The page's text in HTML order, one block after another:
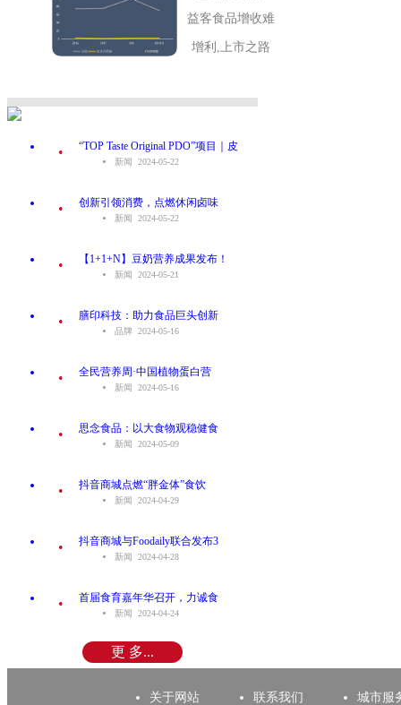
益客食品增收难
增利,上市之路
. “TOP Taste Original PDO”项目｜皮
新闻 2024-05-22
. 创新引领消费，点燃休闲卤味
新闻 2024-05-22
. 【1+1+N】豆奶营养成果发布！
新闻 2024-05-21
. 膳印科技：助力食品巨头创新
品牌 2024-05-16
. 全民营养周·中国植物蛋白营
新闻 2024-05-16
. 思念食品：以大食物观稳健食
新闻 2024-05-09
. 抖音商城点燃“胖金体”食饮
新闻 2024-04-29
. 抖音商城与Foodaily联合发布3
新闻 2024-04-28
. 首届食育嘉年华召开，力诚食
新闻 2024-04-24
更 多...
关于网站 联系我们 城市服